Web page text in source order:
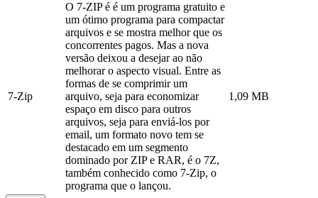
7-Zip
O 7-ZIP é é um programa gratuito e
um ótimo programa para compactar
arquivos e se mostra melhor que os
concorrentes pagos. Mas a nova
versão deixou a desejar ao não
melhorar o aspecto visual. Entre as
formas de se comprimir um
arquivo, seja para economizar
espaço em disco para outros
arquivos, seja para enviá-los por
email, um formato novo tem se
destacado em um segmento
dominado por ZIP e RAR, é o 7Z,
também conhecido como 7-Zip, o
programa que o lançou.
1,09 MB